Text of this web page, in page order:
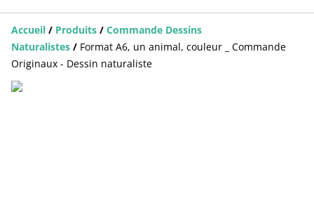
Accueil / Produits / Commande Dessins
Naturalistes / Format A6, un animal, couleur _ Commande
Originaux - Dessin naturaliste